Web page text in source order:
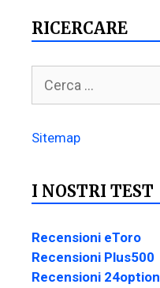
RICERCARE
Sitemap
I NOSTRI TEST
Recensioni eToro
Recensioni Plus500
Recensioni 24option